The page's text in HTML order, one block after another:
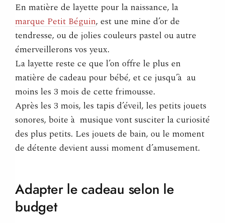
En matière de layette pour la naissance, la
marque Petit Béguin, est une mine d’or de
tendresse, ou de jolies couleurs pastel ou autre
émerveillerons vos yeux.
La layette reste ce que l’on offre le plus en
matière de cadeau pour bébé, et ce jusqu’à au
moins les 3 mois de cette frimousse.
Après les 3 mois, les tapis d’éveil, les petits jouets
sonores, boite à musique vont susciter la curiosité
des plus petits. Les jouets de bain, ou le moment
de détente devient aussi moment d’amusement.
Adapter le cadeau selon le
budget